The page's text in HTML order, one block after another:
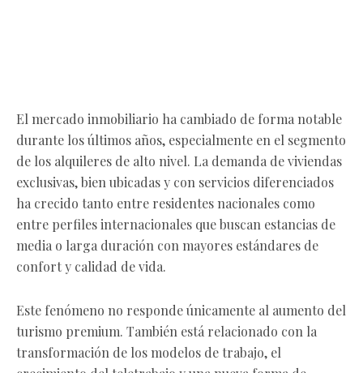
El mercado inmobiliario ha cambiado de forma notable
durante los últimos años, especialmente en el segmento
de los alquileres de alto nivel. La demanda de viviendas
exclusivas, bien ubicadas y con servicios diferenciados
ha crecido tanto entre residentes nacionales como
entre perfiles internacionales que buscan estancias de
media o larga duración con mayores estándares de
confort y calidad de vida.
Este fenómeno no responde únicamente al aumento del
turismo premium. También está relacionado con la
transformación de los modelos de trabajo, el